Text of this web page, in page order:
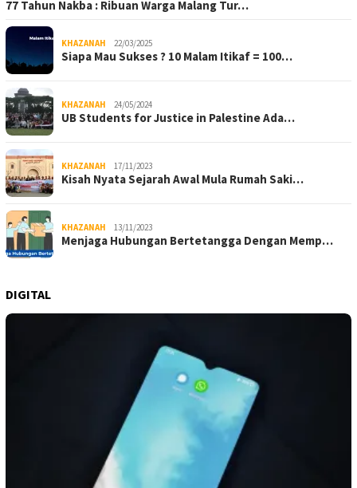
77 Tahun Nakba : Ribuan Warga Malang Tur…
KHAZANAH 22/03/2025
Siapa Mau Sukses ? 10 Malam Itikaf = 100…
KHAZANAH 24/05/2024
UB Students for Justice in Palestine Ada…
KHAZANAH 17/11/2023
Kisah Nyata Sejarah Awal Mula Rumah Saki…
KHAZANAH 13/11/2023
Menjaga Hubungan Bertetangga Dengan Memp…
DIGITAL